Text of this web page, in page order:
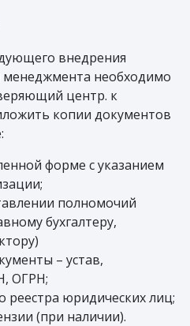
внедрения
необходимо
центр. к
копии документов
форме с указанием
полномочий
бухгалтеру,
– устав,
ОГРН;
реестра юридических лиц;
(при наличии).